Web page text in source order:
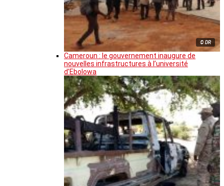
© DR
Cameroun : le gouvernement inaugure de
nouvelles infrastructures à l’université
d’Ebolowa